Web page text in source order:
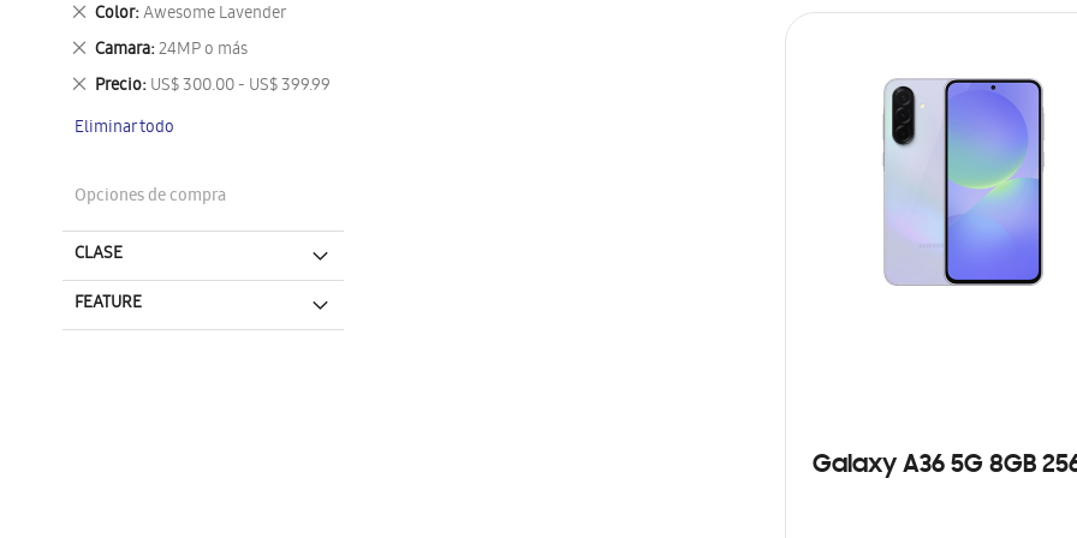
Galaxy A36 5G 8GB
artículo
Color Awesome Lavender
Eliminar
este
artículo
Camara 24MP o más
Eliminar
este
artículo
Precio US$ 300.00 - US$ 399.99
Eliminar
artículo
Eliminar todo
Opciones de compra
CLASE
FEATURE